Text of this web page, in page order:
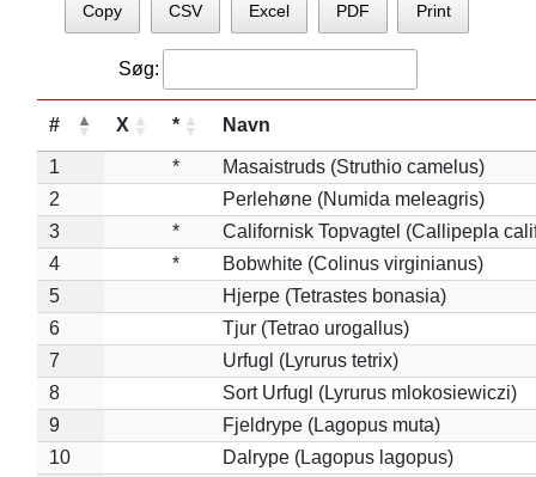
Copy CSV Excel PDF Print
Søg:
# X * Navn
1 *
Masaistruds (Struthio camelus)
2
Perlehøne (Numida meleagris)
3
*
Californisk Topvagtel (Callipepla
4
*
Bobwhite (Colinus virginianus)
5
Hjerpe (Tetrastes bonasia)
6
Tjur (Tetrao urogallus)
7
Urfugl (Lyrurus tetrix)
8
Sort Urfugl (Lyrurus mlokosiewiczi)
9
Fjeldrype (Lagopus muta)
10
Dalrype (Lagopus lagopus)